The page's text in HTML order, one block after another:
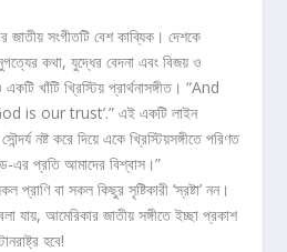
সংগীতটি বেশ কাব্যিক। দেশকে
কথা, যুদ্ধের বেদনা এবং বিজয় ও
খাঁটি খ্রিস্টিয় প্রার্থনাসঙ্গীত। “And
is our trust’.” এই একটি লাইন
নষ্ট করে দিয়ে একে খ্রিস্টিয়সঙ্গীতে পরিণত
এর প্রতি আমাদের বিশ্বাস।”
প্রাণি বা সকল কিছুর সৃষ্টিকারী ‘স্রষ্টা’ নন।
যায়, আমেরিকার জাতীয় সঙ্গীতে ইচ্ছা প্রকাশ
হবে!